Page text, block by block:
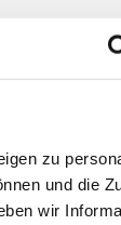
zu
und die
wir